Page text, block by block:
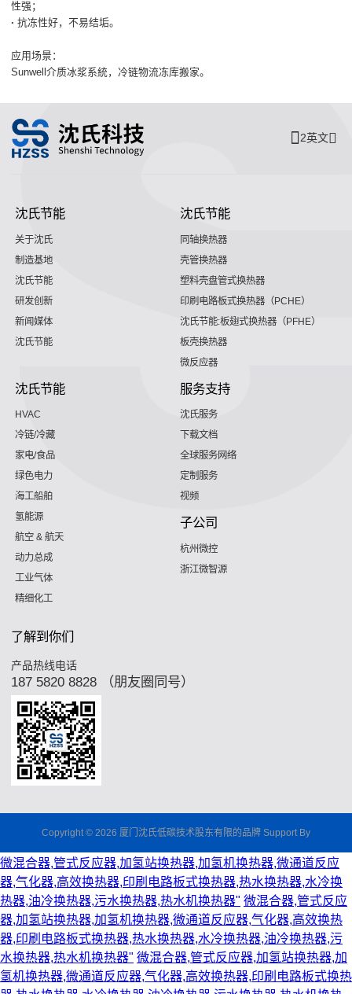
性强；
·抗冻性好，不易结垢。
应用场景：
Sunwell介质冰浆系統，冷链物流冻库搬家。
2英文
沈氏节能
关于沈氏
制造基地
沈氏节能
研发创新
新闻媒体
沈氏节能
沈氏节能
同轴换热器
壳管换热器
塑料壳盘管式换热器
印刷电路板式换热器（PCHE）
沈氏节能:板翅式换热器（PFHE）
板壳换热器
微反应器
沈氏节能
HVAC
冷链/冷藏
家电/食品
绿色电力
海工船舶
氢能源
航空 & 航天
动力总成
工业气体
精细化工
服务支持
沈氏服务
下载文档
全球服务网络
定制服务
视频
子公司
杭州微控
浙江微智源
了解到你们
产品热线电话
187 5820 8828 （朋友圈同号）
Copyright © 2026 厦门沈氏低碳技术股东有限的品牌 Support By
微混合器,管式反应器,加氢站换热器,加氢机换热器,微通道反应
器,气化器,高效换热器,印刷电路板式换热器,热水换热器,水冷换
热器,油冷换热器,污水换热器,热水机换热器" 微混合器,管式反应
器,加氢站换热器,加氢机换热器,微通道反应器,气化器,高效换热
器,印刷电路板式换热器,热水换热器,水冷换热器,油冷换热器,污
水换热器,热水机换热器" 微混合器,管式反应器,加氢站换热器,加
氢机换热器,微通道反应器,气化器,高效换热器,印刷电路板式换热